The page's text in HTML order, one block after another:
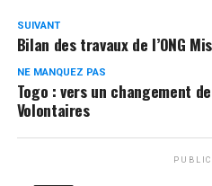
SUIVANT
Bilan des travaux de l’ONG
NE MANQUEZ PAS
Togo : vers un changement
Volontaires